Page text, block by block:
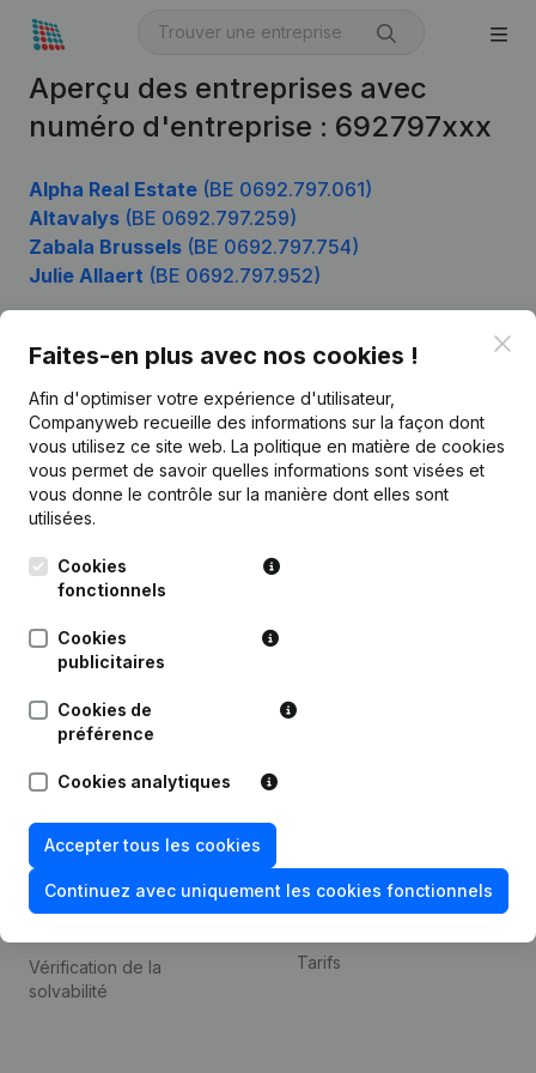
Aperçu des entreprises avec
numéro d'entreprise : 692797xxx
Alpha Real Estate (BE 0692.797.061)
Altavalys (BE 0692.797.259)
Zabala Brussels (BE 0692.797.754)
Julie Allaert (BE 0692.797.952)
Faites-en plus avec nos cookies !
Afin d'optimiser votre expérience d'utilisateur,
Companyweb recueille des informations sur la façon dont
vous utilisez ce site web. La politique en matière de cookies
vous permet de savoir quelles informations sont visées et
vous donne le contrôle sur la manière dont elles sont
utilisées.
Cookies
fonctionnels
Cookies
publicitaires
Cookies de
préférence
Cookies analytiques
Accepter tous les cookies
Continuez avec uniquement les cookies fonctionnels
Français
Leuvensesteenweg
248D,
Produit
Informations d’entreprise
Monitoring
Recherche internationale
Thème
de la fraude
Consulter des comptes
annuels
Recherche de numéro de
Vérification de la
solvabilité
Contact
Tarifs